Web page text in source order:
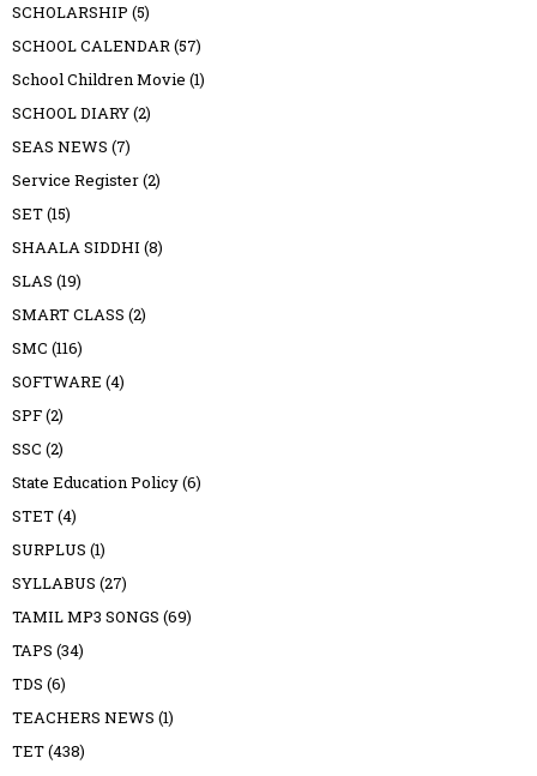
SCHOLARSHIP (5)
SCHOOL CALENDAR(57)
School Children Movie (1)
SCHOOL DIARY(2)
SEAS NEWS (7)
Service Register(2)
SET(15)
SHAALA SIDDHI (8)
SLAS (19)
SMART CLASS (2)
SMC (116)
SOFTWARE (4)
SPF(2)
SSC (2)
State Education Policy(6)
STET(4)
SURPLUS (1)
SYLLABUS (27)
TAMIL MP3 SONGS (69)
TAPS (34)
TDS (6)
TEACHERS NEWS (1)
TET(438)